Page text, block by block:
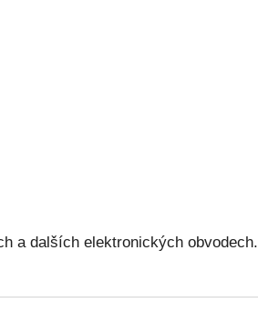
a dalších elektronických obvodech.